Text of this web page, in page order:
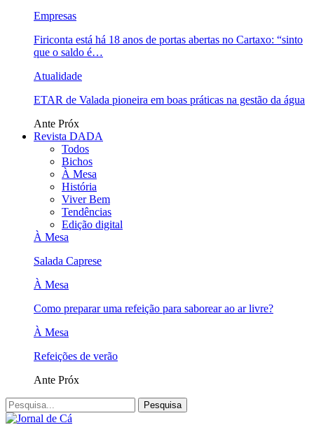
Empresas
Firiconta está há 18 anos de portas abertas no Cartaxo: “sinto
que o saldo é…
Atualidade
ETAR de Valada pioneira em boas práticas na gestão da água
Ante Próx
Revista DADA
Todos
Bichos
À Mesa
História
Viver Bem
Tendências
Edição digital
À Mesa
Salada Caprese
À Mesa
Como preparar uma refeição para saborear ao ar livre?
À Mesa
Refeições de verão
Ante Próx